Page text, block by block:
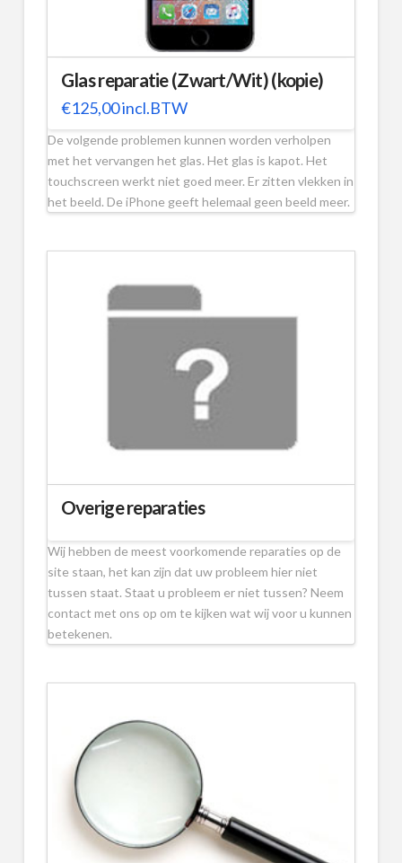
Glas reparatie (Zwart/Wit) (kopie)
€125,00incl.BTW
De volgende problemen kunnen worden verholpen
met het vervangen het glas. Het glas is kapot. Het
touchscreen werkt niet goed meer. Er zitten vlekken in
het beeld. De iPhone geeft helemaal geen beeld meer.
Overige reparaties
Wij hebben de meest voorkomende reparaties op de
site staan, het kan zijn dat uw probleem hier niet
tussen staat. Staat u probleem er niet tussen? Neem
contact met ons op om te kijken wat wij voor u kunnen
betekenen.